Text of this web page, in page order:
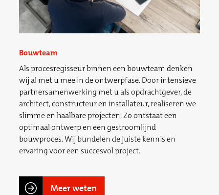
Bouwteam
Als procesregisseur binnen een bouwteam denken
wij al met u mee in de ontwerpfase. Door intensieve
partnersamenwerking met u als opdrachtgever, de
architect, constructeur en installateur, realiseren we
slimme en haalbare projecten. Zo ontstaat een
optimaal ontwerp en een gestroomlijnd
bouwproces. Wij bundelen de juiste kennis en
ervaring voor een succesvol project.
Meer weten